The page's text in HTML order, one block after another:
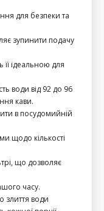
для безпеки та
зупинити подачу
ідеальною для
води від 92 до 96
кави.
в посудомийній
щодо кількості
що дозволяє
часу.
злиття води